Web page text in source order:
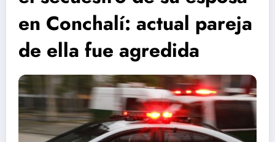
en Conchalí: actual pareja
de ella fue agredida